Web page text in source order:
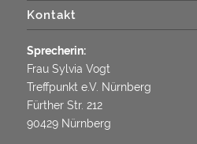
Kontakt
Sprecherin:
Frau Sylvia Vogt
Treffpunkt e.V. Nürnberg
Fürther Str. 212
90429 Nürnberg